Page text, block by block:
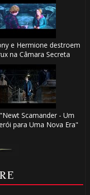
e Hermione destroem
na Câmara Secreta
Scamander - Um
para Uma Nova Era"